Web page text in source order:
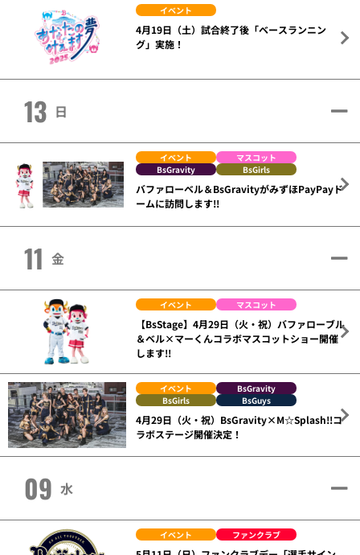
イベント
4月19日（土）試合終了後「ベースランニン
グ」実施！
13 日
イベント
マスコット
BsGravity
BsGirls
バファローベル＆BsGravityがみずほPayPayド
ームに訪問します!!
11 金
イベント マスコット
【BsStage】4月29日（火・祝）バファローブル
＆ベル×マーくんコラボマスコットショー開催
します!!
イベント
BsGravity
BsGirls
BsGuys
4月29日（火・祝）BsGravity×M☆Splash!!コ
ラボステージ開催決定！
09 水
イベント ファンクラブ